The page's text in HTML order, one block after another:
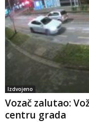
Izdvojeno
Vozač zalutao:
centru grada